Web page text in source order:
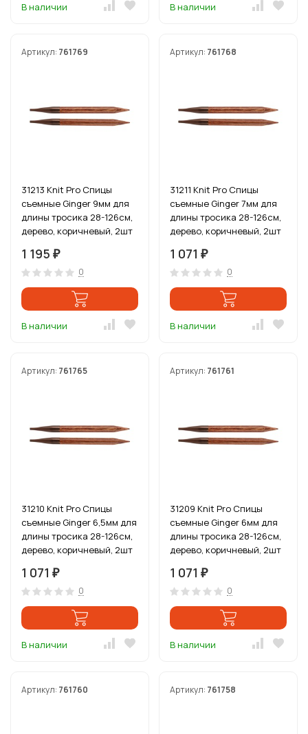
В наличии В наличии
Артикул: 761769
31213 Knit Pro Спицы
съемные Ginger 9мм для
длины тросика 28-126см,
дерево, коричневый, 2шт
1 195 ₽
0
В наличии
Артикул: 761768
31211 Knit Pro Спицы
съемные Ginger 7мм для
длины тросика 28-126см,
дерево, коричневый, 2шт
1 071 ₽
0
В наличии
Артикул: 761765
31210 Knit Pro Спицы
съемные Ginger 6,5мм для
длины тросика 28-126см,
дерево, коричневый, 2шт
1 071 ₽
0
В наличии
Артикул: 761761
31209 Knit Pro Спицы
съемные Ginger 6мм для
длины тросика 28-126см,
дерево, коричневый, 2шт
1 071 ₽
0
В наличии
Артикул: 761760 Артикул: 761758